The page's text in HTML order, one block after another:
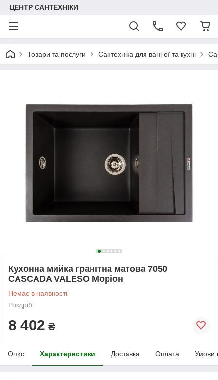
ЦЕНТР САНТЕХНІКИ
Товари та послуги Сантехніка для ванної та кухні
Кухонна мийка гранітна матова 7050
CASCADA VALESO Моріон
Немає в наявності
Роздріб
8 402 ₴
Опис Характеристики Доставка Оплата Умови